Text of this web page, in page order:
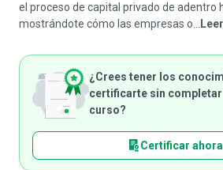
el proceso de capital privado de adentro
mostrándote cómo las empresas o...
¿Crees tener los
certificarte sin
curso?
Certificar ahora